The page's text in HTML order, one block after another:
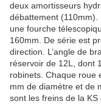
deux amortisseurs
débattement
une fourche
160mm. De série est
direction. L’angle de
réservoir de 12L, dont
robinets. Chaque roue
mm de diamètre et de
sont les freins de la